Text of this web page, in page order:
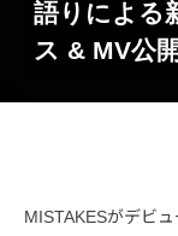
語りによる
ス & MV公開
MISTAKESがデビ